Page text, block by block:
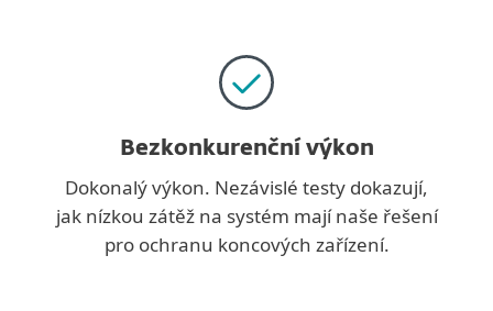
Bezkonkurenční výkon
Dokonalý výkon. Nezávislé testy dokazují,
jak nízkou zátěž na systém mají naše řešení
pro ochranu koncových zařízení.